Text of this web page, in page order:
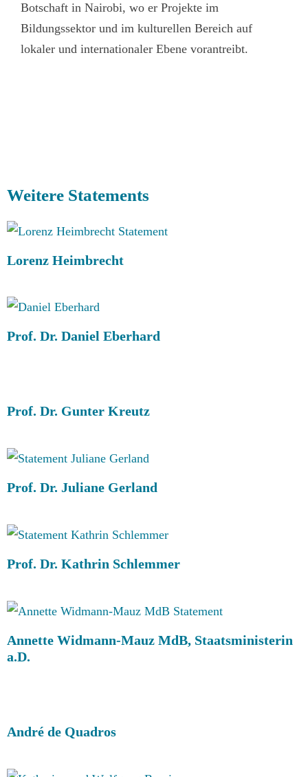
Botschaft in Nairobi, wo er Projekte im
Bildungssektor und im kulturellen Bereich auf
lokaler und internationaler Ebene vorantreibt.
Weitere Statements
Lorenz Heimbrecht
Prof. Dr. Daniel Eberhard
Prof. Dr. Gunter Kreutz
Prof. Dr. Juliane Gerland
Prof. Dr. Kathrin Schlemmer
Annette Widmann-Mauz MdB, Staatsministerin
a.D.
André de Quadros